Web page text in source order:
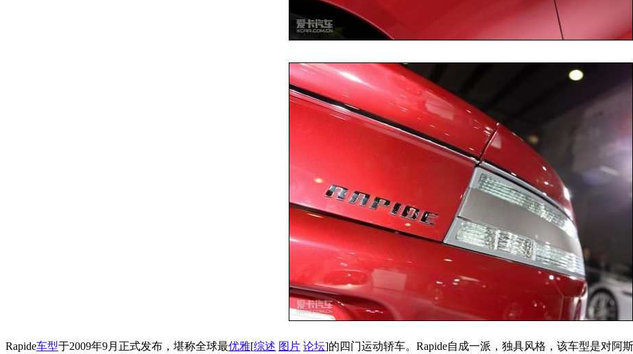
Rapide车型于2009年9月正式发布，堪称全球最优雅[综述 图片 论坛]的四门运动轿车。Rapide自成一派，独具风格，该车型是对阿